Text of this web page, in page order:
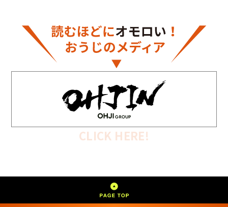
CLICK HERE!